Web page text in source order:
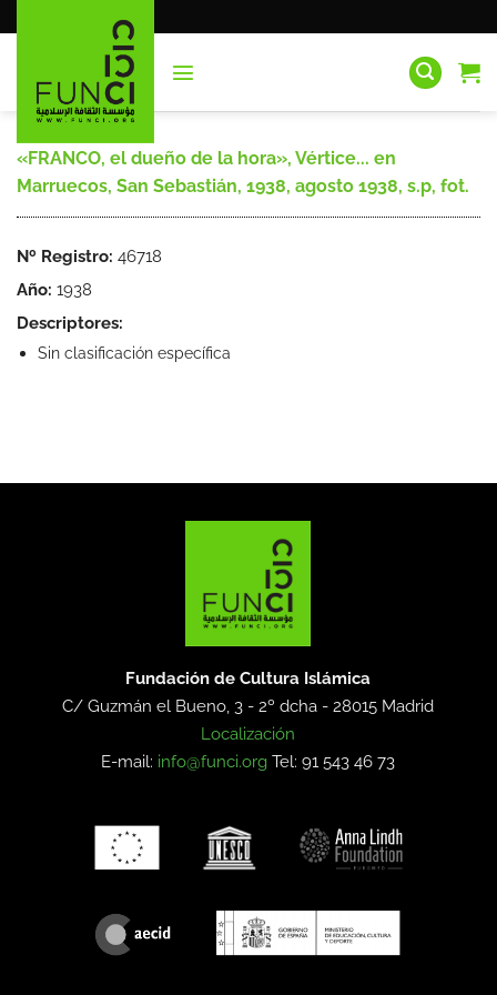
al
«FRANCO, el dueño de la hora», Vértice... en
Marruecos, San Sebastián, 1938, agosto 1938, s.p, fot.
Nº Registro: 46718
Año: 1938
Descriptores:
Sin clasificación específica
Fundación de Cultura Islámica
C/ Guzmán el Bueno, 3 - 2º dcha -28015 Madrid
Localización
E-mail: info@funci.org Tel: 91 543 46 73